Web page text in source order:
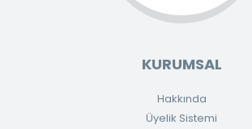
KURUMSAL
Hakkında
Üyelik Sistemi